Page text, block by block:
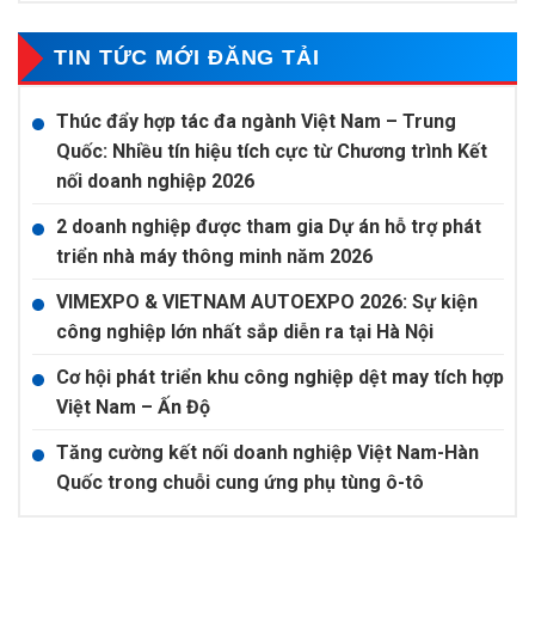
TIN TỨC MỚI ĐĂNG TẢI
Thúc đẩy hợp tác đa ngành Việt Nam – Trung
Quốc: Nhiều tín hiệu tích cực từ Chương trình Kết
nối doanh nghiệp 2026
2 doanh nghiệp được tham gia Dự án hỗ trợ phát
triển nhà máy thông minh năm 2026
VIMEXPO & VIETNAM AUTOEXPO 2026: Sự kiện
công nghiệp lớn nhất sắp diễn ra tại Hà Nội
Cơ hội phát triển khu công nghiệp dệt may tích hợp
Việt Nam – Ấn Độ
Tăng cường kết nối doanh nghiệp Việt Nam-Hàn
Quốc trong chuỗi cung ứng phụ tùng ô-tô